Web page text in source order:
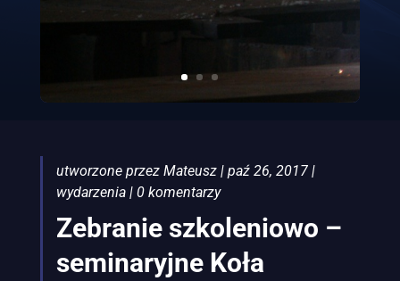
utworzone przez Mateusz| paź 26, 2017|
wydarzenia| 0 komentarzy
Zebranie szkoleniowo –
seminaryjne Koła